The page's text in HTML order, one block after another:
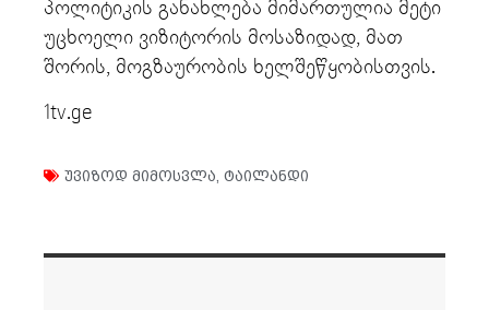
პოლიტიკის განახლება მიმართულია მეტი
უცხოელი ვიზიტორის მოსაზიდად, მათ
შორის, მოგზაურობის ხელშეწყობისთვის.
1tv.ge
უვიზოდ მიმოსვლა ტაილანდი